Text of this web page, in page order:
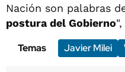
Nación son palabras
postura del Gobierno
Temas
Javier Milei